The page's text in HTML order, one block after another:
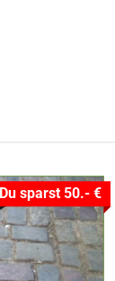
Du sparst 50.- €